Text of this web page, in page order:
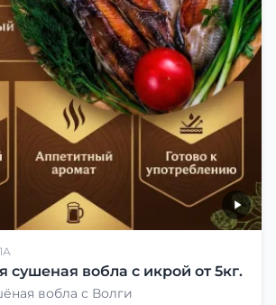
сушеная вобла с икрой от 5кг.
вобла с Волги